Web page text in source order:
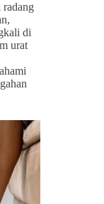
radang
di
urat